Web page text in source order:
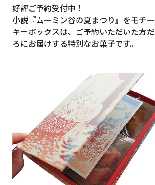
好評ご予約受付中！
小説『ムーミン谷の夏まつり』をモチ
キーボックスは、ご予約いただいた方
ろにお届けする特別なお菓子です。